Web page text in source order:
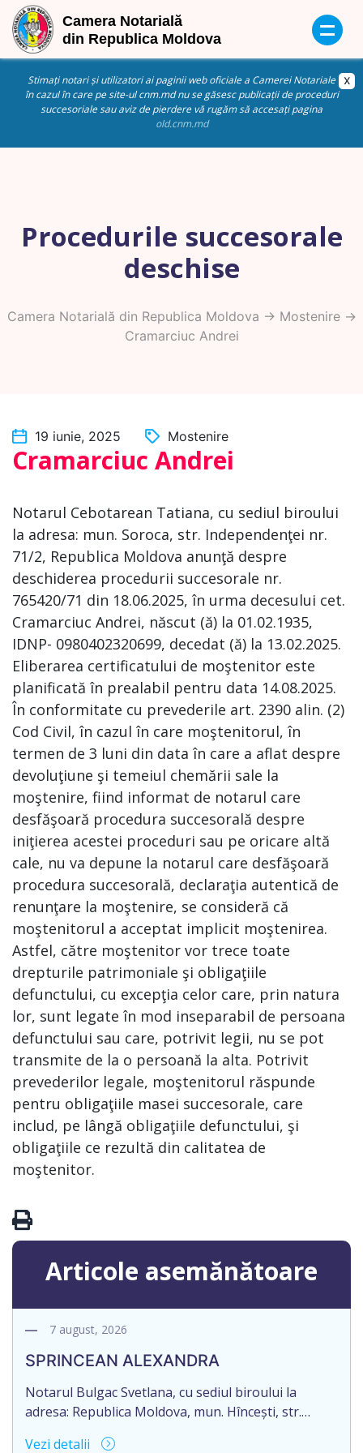
Stimați notari și utilizatori ai paginii web oficiale a Camerei Notariale
în cazul în care pe site-ul cnm.md nu se găsesc publicații de proceduri
succesoriale sau aviz de pierdere vă rugăm să accesați pagina
old.cnm.md
Procedurile succesorale
deschise
Camera Notarială din Republica Moldova -> Mostenire->
Cramarciuc Andrei
19 iunie, 2025 Mostenire
Cramarciuc Andrei
Notarul Cebotarean Tatiana, cu sediul biroului
la adresa: mun. Soroca, str. Independenţei nr.
71/2, Republica Moldova anunţă despre
deschiderea procedurii succesorale nr.
765420/71 din 18.06.2025, în urma decesului cet.
Cramarciuc Andrei, născut (ă) la 01.02.1935,
IDNP- 0980402320699, decedat (ă) la 13.02.2025.
Eliberarea certificatului de moştenitor este
planificată în prealabil pentru data 14.08.2025.
În conformitate cu prevederile art. 2390 alin. (2)
Cod Civil, în cazul în care moştenitorul, în
termen de 3 luni din data în care a aflat despre
devoluţiune şi temeiul chemării sale la
moştenire, fiind informat de notarul care
desfăşoară procedura succesorală despre
iniţierea acestei proceduri sau pe oricare altă
cale, nu va depune la notarul care desfăşoară
procedura succesorală, declaraţia autentică de
renunţare la moştenire, se consideră că
moştenitorul a acceptat implicit moştenirea.
Astfel, către moştenitor vor trece toate
drepturile patrimoniale şi obligaţiile
defunctului, cu excepţia celor care, prin natura
lor, sunt legate în mod inseparabil de persoana
defunctului sau care, potrivit legii, nu se pot
transmite de la o persoană la alta. Potrivit
prevederilor legale, moştenitorul răspunde
pentru obligaţiile masei succesorale, care
includ, pe lângă obligaţiile defunctului, şi
obligaţiile ce rezultă din calitatea de
moştenitor.
Articole asemănătoare
7 august, 2026
SPRINCEAN ALEXANDRA
Notarul Bulgac Svetlana, cu sediul biroului la
adresa: Republica Moldova, mun. Hîncești, str.
Vezi detalii